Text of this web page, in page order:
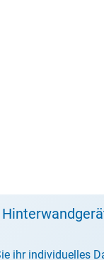
ihr individuelles